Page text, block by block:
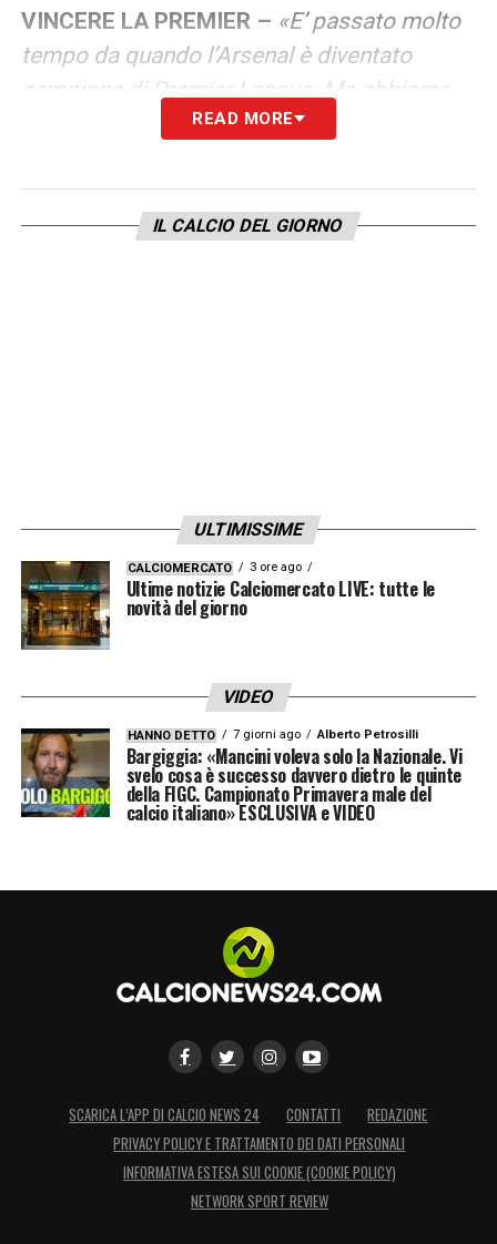
VINCERE LA PREMIER – «E’ passato molto
tempo da quando l’Arsenal è diventato
campione di Premier League. Ma abbiamo
un esempio, quello del Liverpool. Sappiamo
d’Inghilterra, quindi tutto è possibile, nulla è
irraggiungibile. Sono sempre ottimista
READ MORE
IL CALCIO DEL GIORNO
ULTIMISSIME
CALCIOMERCATO 3 ore ago
Ultime notizie Calciomercato LIVE: tutte le
novità del giorno
VIDEO
HANNO DETTO 7 giorni ago Alberto Petrosilli
Bargiggia: «Mancini voleva solo la Nazionale. Vi
svelo cosa è successo davvero dietro le quinte
della FIGC. Campionato Primavera male del
calcio italiano» ESCLUSIVA e VIDEO
SCARICA L’APP DI CALCIO NEWS 24 CONTATTI
REDAZIONE
PRIVACY POLICY E TRATTAMENTO DEI DATI PERSONALI
INFORMATIVA ESTESA SUI COOKIE (COOKIE POLICY)
NETWORK SPORT REVIEW